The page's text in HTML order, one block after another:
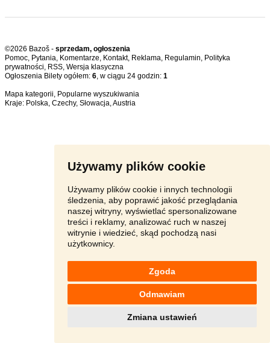
Używamy plików cookie
Używamy plików cookie i innych technologii
śledzenia, aby poprawić jakość przeglądania
naszej witryny, wyświetlać spersonalizowane
treści i reklamy, analizować ruch w naszej
witrynie i wiedzieć, skąd pochodzą nasi
użytkownicy.
Zgoda
Odmawiam
Zmiana ustawień
©2026 Bazoš - sprzedam, ogłoszenia
Pomoc, Pytania, Komentarze, Kontakt, Reklama, Regulamin, Polityka
prywatności, RSS,
Ogłoszenia Bilety ogółem: 6, w ciągu 24 godzin: 1
Mapa kategorii, Popularne wyszukiwania
Kraje: Polska, Czechy, Słowacja,Austria